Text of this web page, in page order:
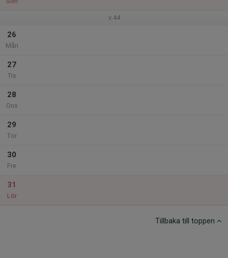
v.44
26
Mån
27
Tis
28
Ons
29
Tor
30
Fre
31
Lör
Tillbaka till toppen